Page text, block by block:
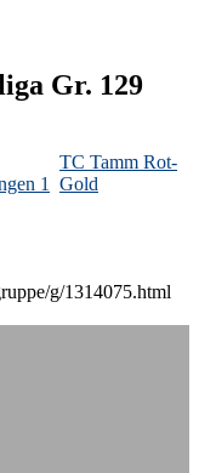
Gr. 129
1
TC Tamm Rot-
Gold
g/1314075.html